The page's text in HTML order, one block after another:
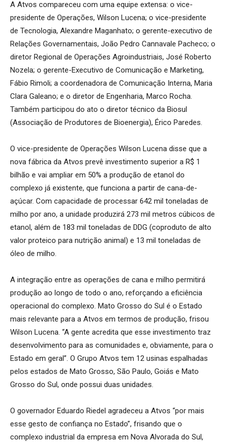
A Atvos compareceu com uma equipe extensa: o vice-
presidente de Operações, Wilson Lucena; o vice-presidente
de Tecnologia, Alexandre Maganhato; o gerente-executivo de
Relações Governamentais, João Pedro Cannavale Pacheco; o
diretor Regional de Operações Agroindustriais, José Roberto
Nozela; o gerente-Executivo de Comunicação e Marketing,
Fábio Rimoli; a coordenadora de Comunicação Interna, Maria
Clara Galeano; e o diretor de Engenharia, Marco Rocha.
Também participou do ato o diretor técnico da Biosul
(Associação de Produtores de Bioenergia), Érico Paredes.
O vice-presidente de Operações Wilson Lucena disse que a
nova fábrica da Atvos prevê investimento superior a R$ 1
bilhão e vai ampliar em 50% a produção de etanol do
complexo já existente, que funciona a partir de cana-de-
açúcar. Com capacidade de processar 642 mil toneladas de
milho por ano, a unidade produzirá 273 mil metros cúbicos de
etanol, além de 183 mil toneladas de DDG (coproduto de alto
valor proteico para nutrição animal) e 13 mil toneladas de
óleo de milho.
A integração entre as operações de cana e milho permitirá
produção ao longo de todo o ano, reforçando a eficiência
operacional do complexo. Mato Grosso do Sul é o Estado
mais relevante para a Atvos em termos de produção, frisou
Wilson Lucena. “A gente acredita que esse investimento traz
desenvolvimento para as comunidades e, obviamente, para o
Estado em geral”. O Grupo Atvos tem 12 usinas espalhadas
pelos estados de Mato Grosso, São Paulo, Goiás e Mato
Grosso do Sul, onde possui duas unidades.
O governador Eduardo Riedel agradeceu a Atvos “por mais
esse gesto de confiança no Estado”, frisando que o
complexo industrial da empresa em Nova Alvorada do Sul,